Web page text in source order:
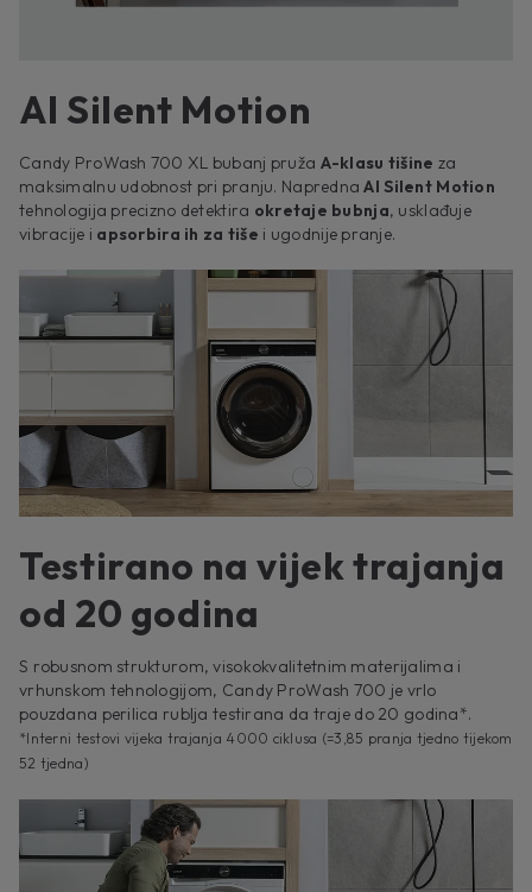
AI Silent Motion
Candy ProWash 700 XL bubanj pruža A-klasu tišine za
maksimalnu udobnost pri pranju. NaprednaAI Silent Motion
tehnologija precizno detektira okretaje bubnja, usklađuje
vibracije i apsorbira ih za tiše i ugodnije pranje.
Testirano na vijek trajanja
od 20 godina
S robusnom strukturom, visokokvalitetnim materijalima i
vrhunskom tehnologijom, Candy ProWash 700 je vrlo
pouzdana perilica rublja testirana da traje do 20 godina*.
*Interni testovi vijeka trajanja 4000 ciklusa (=3,85 pranja tjedno tijekom
52 tjedna)